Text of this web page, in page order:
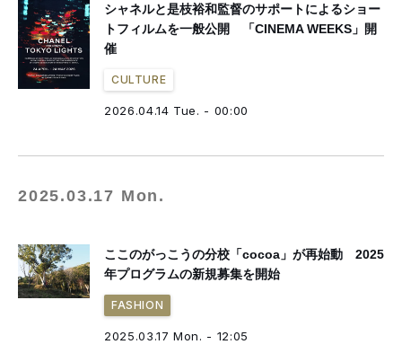
シャネルと是枝裕和監督のサポートによるショー
トフィルムを一般公開 「CINEMA WEEKS」開
催
CULTURE
2026.04.14 Tue. - 00:00
2025.03.17 Mon.
ここのがっこうの分校「cocoa」が再始動 2025
年プログラムの新規募集を開始
FASHION
2025.03.17 Mon. - 12:05